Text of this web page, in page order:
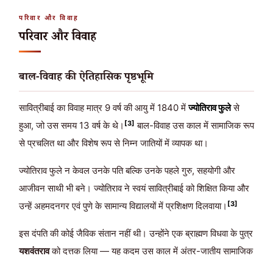
परिवार और विवाह
परिवार और विवाह
बाल-विवाह की ऐतिहासिक पृष्ठभूमि
सावित्रीबाई का विवाह मात्र 9 वर्ष की आयु में 1840 मेंज्योतिराव फुलेसे
हुआ, जो उस समय 13 वर्ष के थे। [3] बाल-विवाह उस काल में सामाजिक रूप
से प्रचलित था और विशेष रूप से निम्न जातियों में व्यापक था।
ज्योतिराव फुले न केवल उनके पति बल्कि उनके पहले गुरु, सहयोगी और
आजीवन साथी भी बने। ज्योतिराव ने स्वयं सावित्रीबाई को शिक्षित किया और
उन्हें अहमदनगर एवं पुणे के सामान्य विद्यालयों में प्रशिक्षण दिलवाया। [3]
इस दंपति की कोई जैविक संतान नहीं थी। उन्होंने एक ब्राह्मण विधवा के पुत्र
यशवंतरावको दत्तक लिया — यह कदम उस काल में अंतर-जातीय सामाजिक